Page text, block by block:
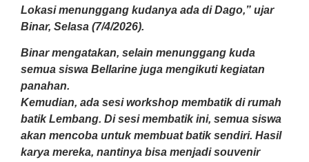
Lokasi menunggang kudanya ada di Dago,” ujar
Binar, Selasa (7/4/2026).
Binar mengatakan, selain menunggang kuda
semua siswa Bellarine juga mengikuti kegiatan
panahan.
Kemudian, ada sesi workshop membatik di rumah
batik Lembang. Di sesi membatik ini, semua siswa
akan mencoba untuk membuat batik sendiri. Hasil
karya mereka, nantinya bisa menjadi souvenir